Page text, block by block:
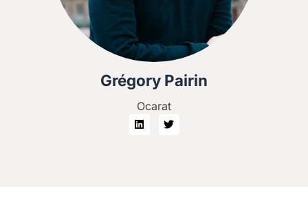
Grégory Pairin
Ocarat